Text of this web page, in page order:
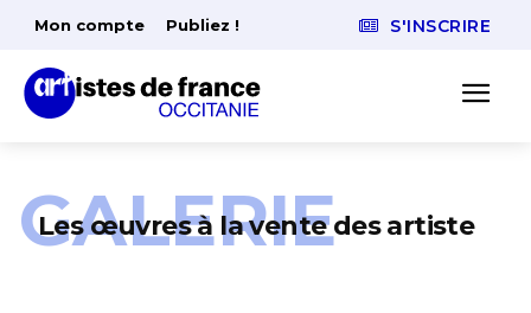
Mon compte Publiez ! S'INSCRIRE
Les œuvres à la vente des artiste
GALERIE